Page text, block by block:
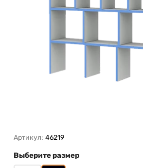
Артикул: 46219
Выберите размер